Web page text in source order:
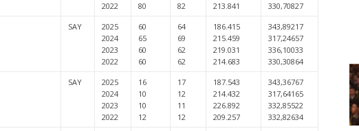
2022
80
82
213.841
330,70827
SAY
2025
2024
2023
2022
60
65
60
60
64
69
62
62
186.415
215.459
219.031
214.683
343,89217
317,24657
336,10033
330,30864
SAY
2025
2024
2023
2022
16
10
10
12
17
12
11
12
187.543
214.432
226.892
209.257
343,36767
317,64165
332,85522
332,82634